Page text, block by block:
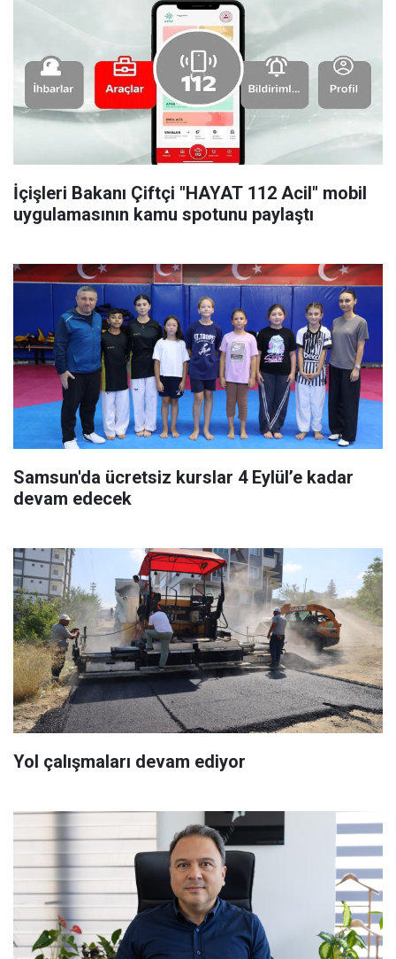
İçişleri Bakanı Çiftçi "HAYAT 112 Acil" mobil
uygulamasının kamu spotunu paylaştı
Samsun'da ücretsiz kurslar 4 Eylül’e kadar
devam edecek
Yol çalışmaları devam ediyor